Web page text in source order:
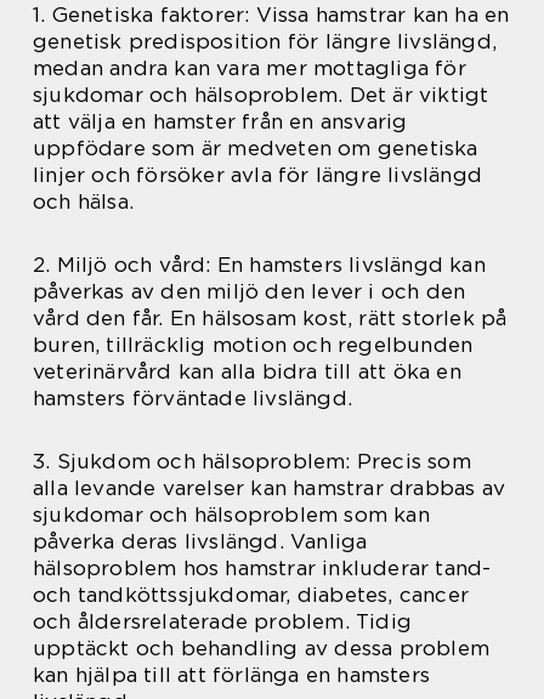
1. Genetiska faktorer: Vissa hamstrar kan ha en
genetisk predisposition för längre livslängd,
medan andra kan vara mer mottagliga för
sjukdomar och hälsoproblem. Det är viktigt
att välja en hamster från en ansvarig
uppfödare som är medveten om genetiska
linjer och försöker avla för längre livslängd
och hälsa.
2. Miljö och vård: En hamsters livslängd kan
påverkas av den miljö den lever i och den
vård den får. En hälsosam kost, rätt storlek på
buren, tillräcklig motion och regelbunden
veterinärvård kan alla bidra till att öka en
hamsters förväntade livslängd.
3. Sjukdom och hälsoproblem: Precis som
alla levande varelser kan hamstrar drabbas av
sjukdomar och hälsoproblem som kan
påverka deras livslängd. Vanliga
hälsoproblem hos hamstrar inkluderar tand-
och tandköttssjukdomar, diabetes, cancer
och åldersrelaterade problem. Tidig
upptäckt och behandling av dessa problem
kan hjälpa till att förlänga en hamsters